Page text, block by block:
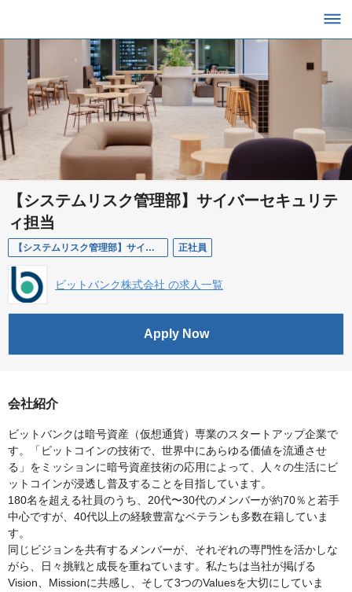
【システムリスク管理部】サイバーセキュリテ
ィ担当
【システムリスク管理部】サイバーセキュリティ担当 正社員
ビットバンク株式会社 の求人一覧
Apply Now
会社紹介
ビットバンクは暗号資産（仮想通貨）専業のスタートアップ企業で
す。「ビットコインの技術で、世界中にあらゆる価値を流通させ
る」をミッションに暗号資産技術の応用によって、人々の生活にビ
ットコインが浸透し普及することを目指しています。
180名を超える社員のうち、20代〜30代のメンバーが約70％と若手
中心ですが、40代以上の経験豊富なベテランも多数在籍していま
す。
同じビジョンを共有するメンバーが、それぞれの専門性を活かしな
がら、日々挑戦と成長を重ねています。私たちは当社が掲げる
Vision、Missionに共感し、そして3つのValuesを大切にしていま